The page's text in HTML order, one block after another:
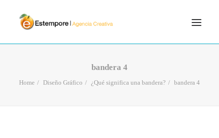
BLOG
bandera 4
Home Diseño Gráfico ¿Qué significa una bandera? bandera 4